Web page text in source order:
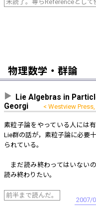
未読了。専らReferenceとして
物理数学・群論
Lie Algebras in
Georgi
Westview
素粒子論をやっている人には有
Lie群の話が，素粒子論に必要
られている。
まだ読み終わってはいない
読み終わりたい。
前半まで読んだ。
2007/